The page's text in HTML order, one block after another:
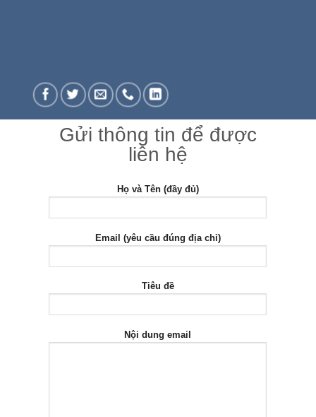
Gửi thông tin để được
liên hệ
Họ và Tên (đầy đủ)
Email (yêu cầu đúng địa chỉ)
Tiêu đề
Nội dung email